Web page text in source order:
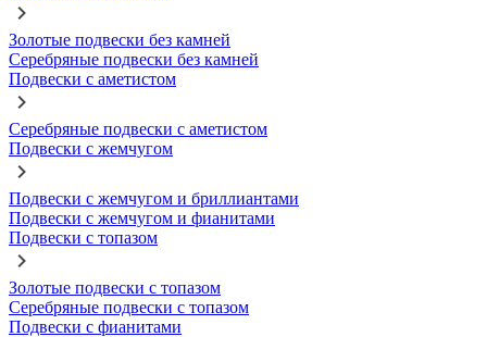
Золотые подвески без камней
Серебряные подвески без камней
Подвески с аметистом
Серебряные подвески с аметистом
Подвески с жемчугом
Подвески с жемчугом и бриллиантами
Подвески с жемчугом и фианитами
Подвески с топазом
Золотые подвески с топазом
Серебряные подвески с топазом
Подвески с фианитами